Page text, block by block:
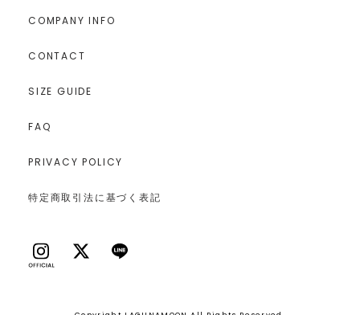
COMPANY INFO
CONTACT
SIZE GUIDE
FAQ
PRIVACY POLICY
特定商取引法に基づく表記